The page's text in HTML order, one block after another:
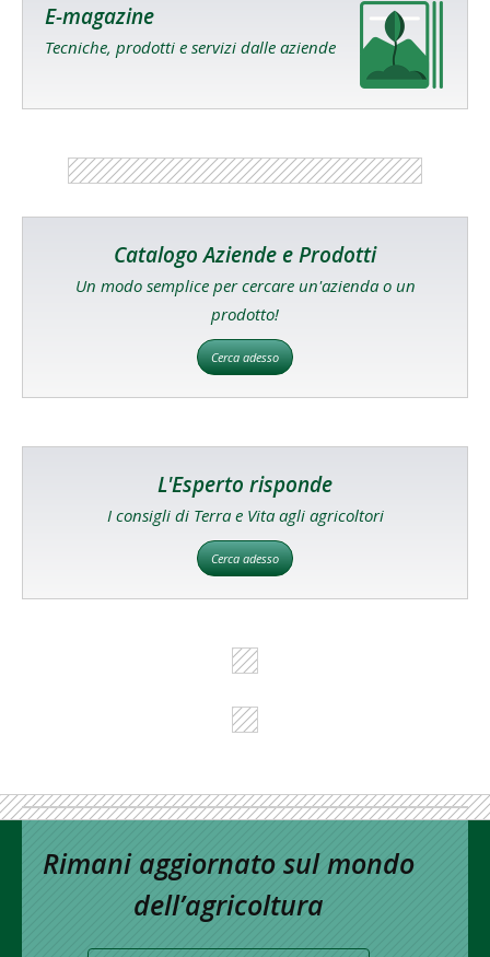
E-magazine
Tecniche, prodotti e servizi dalle aziende
Catalogo Aziende e Prodotti
Un modo semplice per cercare un'azienda o un
prodotto!
Cerca adesso
L'Esperto risponde
I consigli di Terra e Vita agli agricoltori
Cerca adesso
Rimani aggiornato sul mondo
dell’agricoltura